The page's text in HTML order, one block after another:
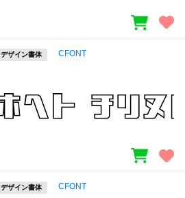
デザイン書体 CFONT
デザイン書体 CFONT